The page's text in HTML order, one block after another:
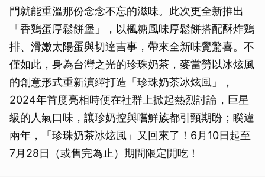
門就能重溫那份念念不忘的滋味。此次更全新推出
「香鷄蛋厚鬆餅堡」，以楓糖風味厚鬆餅搭配酥炸鷄
排、滑嫩太陽蛋與切達吉事，帶來全新味覺驚喜。不
僅如此，身為台灣之光的珍珠奶茶，麥當勞以冰炫風
的創意形式重新演繹打造「珍珠奶茶冰炫風」，
2024年首度亮相時便在社群上掀起熱烈討論，巨星
級的人氣口味，讓珍奶控與嚐鮮族都引頸期盼；睽違
兩年，「珍珠奶茶冰炫風」又回來了！6月10日起至
7月28日（或售完為止）期間限定開吃！